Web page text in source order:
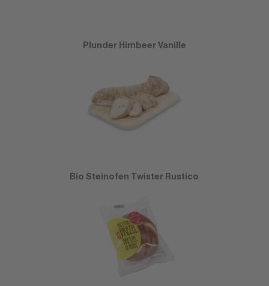
Plunder Himbeer Vanille
Bio Steinofen Twister Rustico